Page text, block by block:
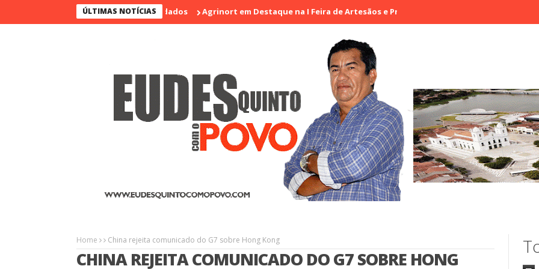
ÚLTIMAS NOTÍCIAS Agrinort em Destaque na I Feira de Artesãos e Produtores Rurais de Aracatiaçu, Sobral
Home China rejeita comunicado do G7 sobre Hong Kong
CHINA REJEITA COMUNICADO DO G7 SOBRE HONG